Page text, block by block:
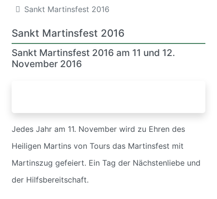
Sankt Martinsfest 2016
Sankt Martinsfest 2016
Sankt Martinsfest 2016 am 11 und 12.
November 2016
Jedes Jahr am 11. November wird zu Ehren des
Heiligen Martins von Tours das Martinsfest mit
Martinszug gefeiert. Ein Tag der Nächstenliebe und
der Hilfsbereitschaft.